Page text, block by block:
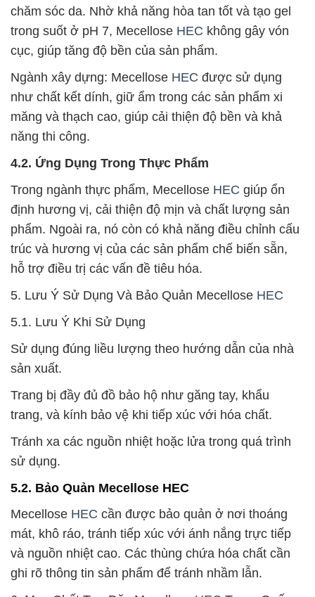
chăm sóc da. Nhờ khả năng hòa tan tốt và tạo gel
trong suốt ở pH 7, Mecellose HEC không gây vón
cục, giúp tăng độ bền của sản phẩm.
Ngành xây dựng: Mecellose HEC được sử dụng
như chất kết dính, giữ ẩm trong các sản phẩm xi
măng và thạch cao, giúp cải thiện độ bền và khả
năng thi công.
4.2. Ứng Dụng Trong Thực Phẩm
Trong ngành thực phẩm, Mecellose HEC giúp ổn
định hương vị, cải thiện độ mịn và chất lượng sản
phẩm. Ngoài ra, nó còn có khả năng điều chỉnh cấu
trúc và hương vị của các sản phẩm chế biến sẵn,
hỗ trợ điều trị các vấn đề tiêu hóa.
5. Lưu Ý Sử Dụng Và Bảo Quản Mecellose HEC
5.1. Lưu Ý Khi Sử Dụng
Sử dụng đúng liều lượng theo hướng dẫn của nhà
sản xuất.
Trang bị đầy đủ đồ bảo hộ như găng tay, khẩu
trang, và kính bảo vệ khi tiếp xúc với hóa chất.
Tránh xa các nguồn nhiệt hoặc lửa trong quá trình
sử dụng.
5.2. Bảo Quản Mecellose HEC
Mecellose HEC cần được bảo quản ở nơi thoáng
mát, khô ráo, tránh tiếp xúc với ánh nắng trực tiếp
và nguồn nhiệt cao. Các thùng chứa hóa chất cần
ghi rõ thông tin sản phẩm để tránh nhầm lẫn.